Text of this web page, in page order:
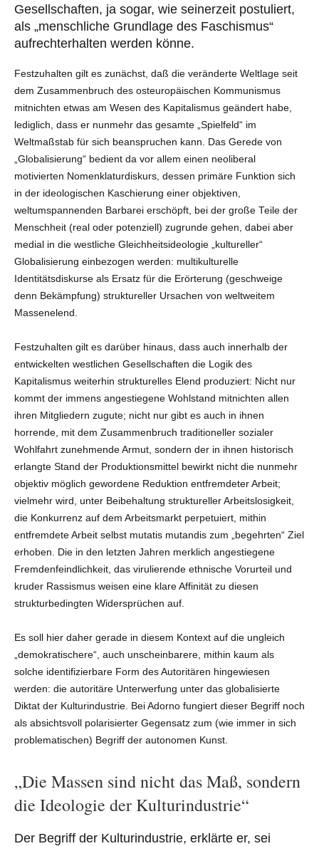
Gesellschaften, ja sogar, wie seinerzeit postuliert,
als „menschliche Grundlage des Faschismus“
aufrechterhalten werden könne.
Festzuhalten gilt es zunächst, daß die veränderte Weltlage seit
dem Zusammenbruch des osteuropäischen Kommunismus
mitnichten etwas am Wesen des Kapitalismus geändert habe,
lediglich, dass er nunmehr das gesamte „Spielfeld“ im
Weltmaßstab für sich beanspruchen kann. Das Gerede von
„Globalisierung“ bedient da vor allem einen neoliberal
motivierten Nomenklaturdiskurs, dessen primäre Funktion sich
in der ideologischen Kaschierung einer objektiven,
weltumspannenden Barbarei erschöpft, bei der große Teile der
Menschheit (real oder potenziell) zugrunde gehen, dabei aber
medial in die westliche Gleichheitsideologie „kultureller“
Globalisierung einbezogen werden: multikulturelle
Identitätsdiskurse als Ersatz für die Erörterung (geschweige
denn Bekämpfung) struktureller Ursachen von weltweitem
Massenelend.
Festzuhalten gilt es darüber hinaus, dass auch innerhalb der
entwickelten westlichen Gesellschaften die Logik des
Kapitalismus weiterhin strukturelles Elend produziert: Nicht nur
kommt der immens angestiegene Wohlstand mitnichten allen
ihren Mitgliedern zugute; nicht nur gibt es auch in ihnen
horrende, mit dem Zusammenbruch traditioneller sozialer
Wohlfahrt zunehmende Armut, sondern der in ihnen historisch
erlangte Stand der Produktionsmittel bewirkt nicht die nunmehr
objektiv möglich gewordene Reduktion entfremdeter Arbeit;
vielmehr wird, unter Beibehaltung struktureller Arbeitslosigkeit,
die Konkurrenz auf dem Arbeitsmarkt perpetuiert, mithin
entfremdete Arbeit selbst mutatis mutandis zum „begehrten“ Ziel
erhoben. Die in den letzten Jahren merklich angestiegene
Fremdenfeindlichkeit, das virulierende ethnische Vorurteil und
kruder Rassismus weisen eine klare Affinität zu diesen
strukturbedingten Widersprüchen auf.
Es soll hier daher gerade in diesem Kontext auf die ungleich
„demokratischere“, auch unscheinbarere, mithin kaum als
solche identifizierbare Form des Autoritären hingewiesen
werden: die autoritäre Unterwerfung unter das globalisierte
Diktat der Kulturindustrie. Bei Adorno fungiert dieser Begriff noch
als absichtsvoll polarisierter Gegensatz zum (wie immer in sich
problematischen) Begriff der autonomen Kunst.
„Die Massen sind nicht das Maß, sondern
die Ideologie der Kulturindustrie“
Der Begriff der Kulturindustrie, erklärte er, sei